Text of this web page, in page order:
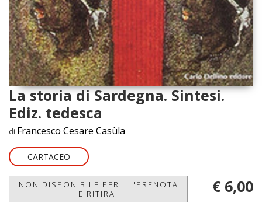
La storia di Sardegna. Sintesi.
Ediz. tedesca
di Francesco Cesare Casùla
CARTACEO
NON DISPONIBILE PER IL 'PRENOTA
E RITIRA'
€ 6,00